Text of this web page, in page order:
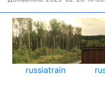
russiatrain